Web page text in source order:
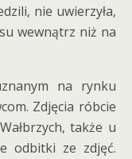
nie uwierzyła,
wewnątrz niż na
na rynku
Zdjęcia róbcie
także u
odbitki ze zdjęć.